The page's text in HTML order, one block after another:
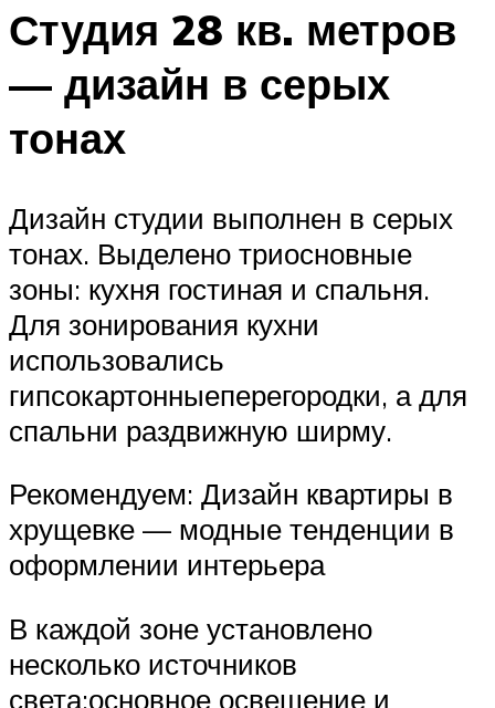
Студия 28 кв. метров
— дизайн в серых
тонах
Дизайн студии выполнен в серых
тонах. Выделено триосновные
зоны: кухня гостиная и спальня.
Для зонирования кухни
использовались
гипсокартонныеперегородки, а для
спальни раздвижную ширму.
Рекомендуем: Дизайн квартиры в
хрущевке — модные тенденции в
оформлении интерьера
В каждой зоне установлено
несколько источников
света:основное освещение и